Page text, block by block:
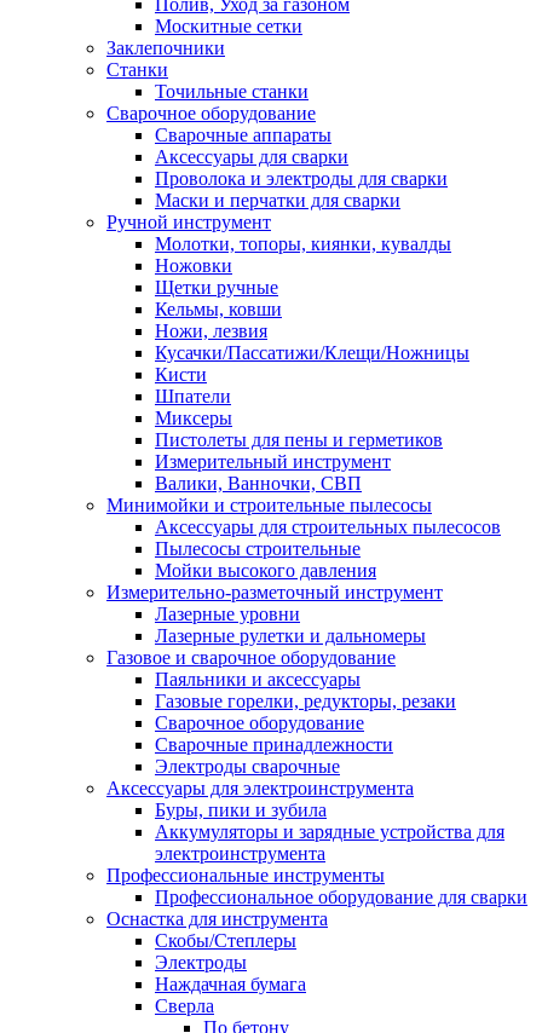
Полив, Уход за газоном
Москитные сетки
Заклепочники
Станки
Точильные станки
Сварочное оборудование
Сварочные аппараты
Аксессуары для сварки
Проволока и электроды для сварки
Маски и перчатки для сварки
Ручной инструмент
Молотки, топоры, киянки, кувалды
Ножовки
Щетки ручные
Кельмы, ковши
Ножи, лезвия
Кусачки/Пассатижи/Клещи/Ножницы
Кисти
Шпатели
Миксеры
Пистолеты для пены и герметиков
Измерительный инструмент
Валики, Ванночки, СВП
Минимойки и строительные пылесосы
Аксессуары для строительных пылесосов
Пылесосы строительные
Мойки высокого давления
Измерительно-разметочный инструмент
Лазерные уровни
Лазерные рулетки и дальномеры
Газовое и сварочное оборудование
Паяльники и аксессуары
Газовые горелки, редукторы, резаки
Сварочное оборудование
Сварочные принадлежности
Электроды сварочные
Аксессуары для электроинструмента
Буры, пики и зубила
Аккумуляторы и зарядные устройства для
электроинструмента
Профессиональные инструменты
Профессиональное оборудование для сварки
Оснастка для инструмента
Скобы/Степлеры
Электроды
Наждачная бумага
Сверла
По бетону